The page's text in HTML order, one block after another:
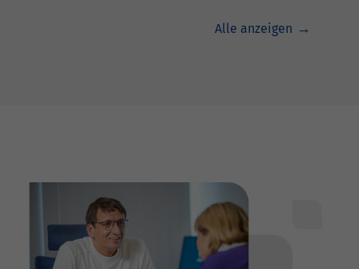
Alle anzeigen